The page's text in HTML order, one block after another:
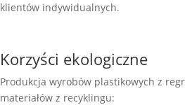
klientów indywidualnych.
Korzyści ekologiczne
Produkcja wyrobów plastikowych z
materiałów z recyklingu: